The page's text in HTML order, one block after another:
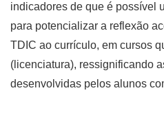
indicadores de que é possível
para potencializar a reflexão
TDIC ao currículo, em cursos
(licenciatura), ressignificando
desenvolvidas pelos alunos